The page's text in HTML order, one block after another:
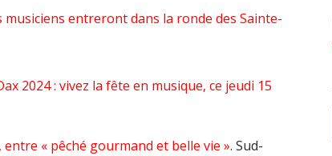
musiciens entreront dans la ronde des Sainte-
2024 : vivez la fête en musique, ce jeudi 15
« pêché gourmand et belle vie ». Sud-